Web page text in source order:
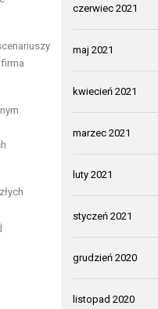
czerwiec 2021
maj 2021
kwiecień 2021
marzec 2021
luty 2021
styczeń 2021
grudzień 2020
listopad 2020